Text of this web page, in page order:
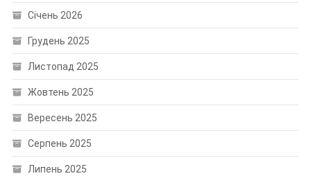
Січень 2026
Грудень 2025
Листопад 2025
Жовтень 2025
Вересень 2025
Серпень 2025
Липень 2025